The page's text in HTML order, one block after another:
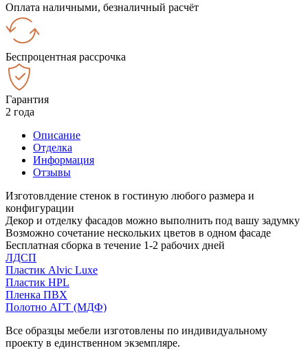
Оплата наличными, безналичный расчёт
Беспроцентная рассрочка
Гарантия
2 года
Описание
Отделка
Информация
Отзывы
Изготовлдение стенок в гостиную любого размера и
конфигурации
Декор и отделку фасадов можно выполнить под вашу задумку
Возможно сочетание нескольких цветов в одном фасаде
Бесплатная сборка в течение 1-2 рабочих дней
ЛДСП
Пластик Alvic Luxe
Пластик HPL
Пленка ПВХ
Полотно АГТ (МДФ)
Все образцы мебели изготовлены по индивидуальному
проекту в единственном экземпляре.